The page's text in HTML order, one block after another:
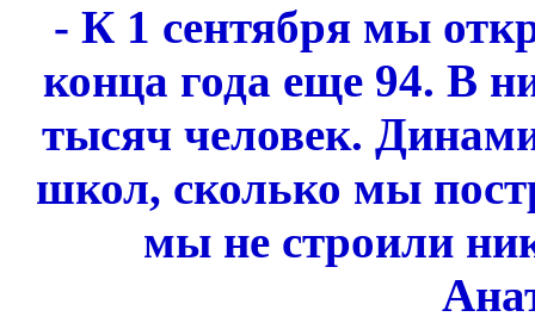
- К 1 сентября мы
конца года еще 94. В
тысяч человек.
школ, сколько мы
мы не строили